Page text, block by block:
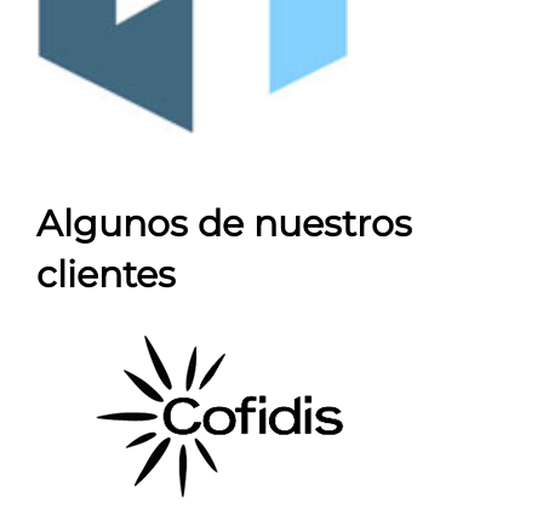
Algunos de nuestros
clientes